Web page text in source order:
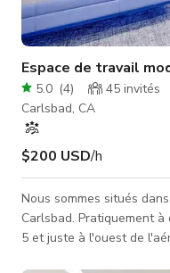
Espace de travail
5.0 (4) 45 invités
Carlsbad, CA
$200 USD/h
Nous sommes situés
Carlsbad. Pratiquement
5 et juste à l'ouest de